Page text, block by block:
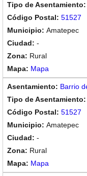
51527
Amatepec
-
Rural
Mapa
Barrio
51527
Amatepec
-
Rural
Mapa